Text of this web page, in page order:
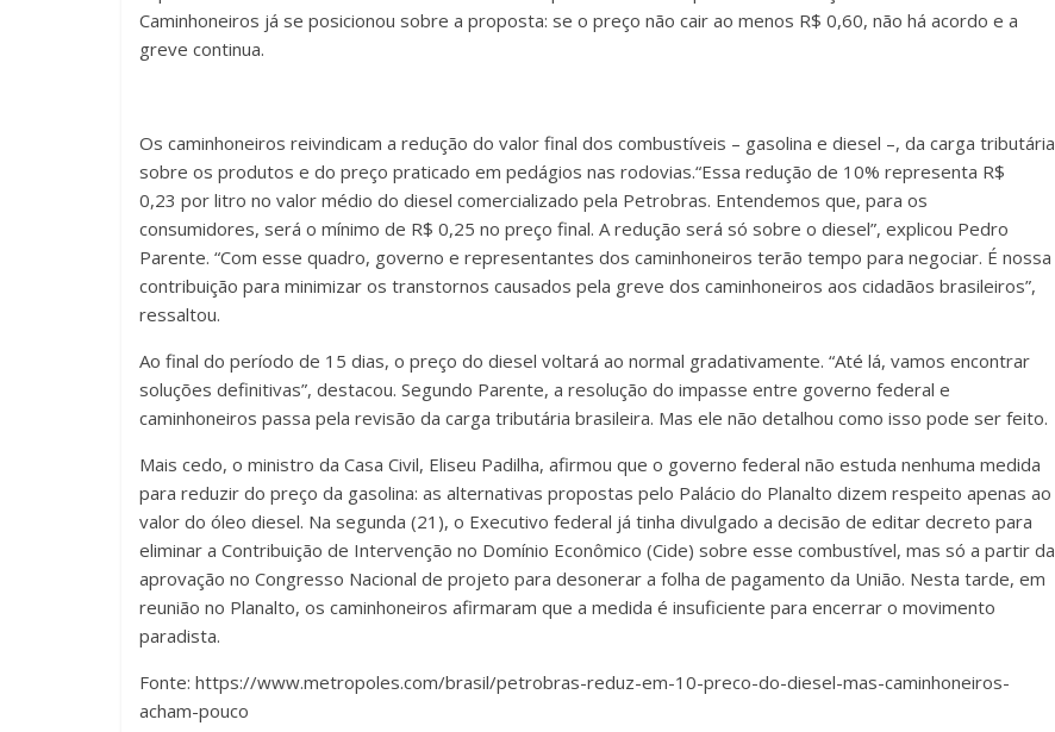
Caminhoneiros já se posicionou sobre a proposta: se o preço não cair ao menos R$ 0,60, não há acordo e a
greve continua.
Os caminhoneiros reivindicam a redução do valor final dos combustíveis – gasolina e diesel –, da carga tributária
sobre os produtos e do preço praticado em pedágios nas rodovias.“Essa redução de 10% representa R$
0,23 por litro no valor médio do diesel comercializado pela Petrobras. Entendemos que, para os
consumidores, será o mínimo de R$ 0,25 no preço final. A redução será só sobre o diesel”, explicou Pedro
Parente. “Com esse quadro, governo e representantes dos caminhoneiros terão tempo para negociar. É nossa
contribuição para minimizar os transtornos causados pela greve dos caminhoneiros aos cidadãos brasileiros”,
ressaltou.
Ao final do período de 15 dias, o preço do diesel voltará ao normal gradativamente. “Até lá, vamos encontrar
soluções definitivas”, destacou. Segundo Parente, a resolução do impasse entre governo federal e
caminhoneiros passa pela revisão da carga tributária brasileira. Mas ele não detalhou como isso pode ser feito.
Mais cedo, o ministro da Casa Civil, Eliseu Padilha, afirmou que o governo federal não estuda nenhuma medida
para reduzir do preço da gasolina: as alternativas propostas pelo Palácio do Planalto dizem respeito apenas ao
valor do óleo diesel. Na segunda (21), o Executivo federal já tinha divulgado a decisão de editar decreto para
eliminar a Contribuição de Intervenção no Domínio Econômico (Cide) sobre esse combustível, mas só a partir da
aprovação no Congresso Nacional de projeto para desonerar a folha de pagamento da União. Nesta tarde, em
reunião no Planalto, os caminhoneiros afirmaram que a medida é insuficiente para encerrar o movimento
paradista.
Fonte: https://www.metropoles.com/brasil/petrobras-reduz-em-10-preco-do-diesel-mas-caminhoneiros-
acham-pouco